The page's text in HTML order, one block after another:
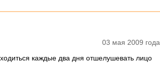
03 мая 2009 года
каждые два дня отшелушевать лицо